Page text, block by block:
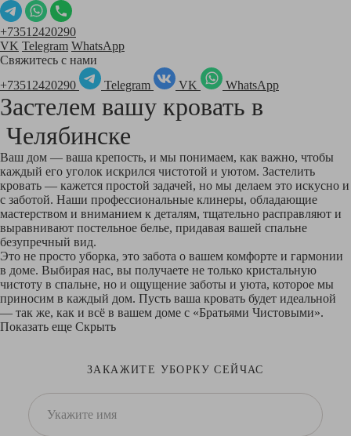
+73512420290
VK Telegram WhatsApp
Свяжитесь с нами
+73512420290
Telegram VK WhatsApp
Застелем вашу кровать в
Челябинске
Ваш дом — ваша крепость, и мы понимаем, как важно, чтобы
каждый его уголок искрился чистотой и уютом. Застелить
кровать — кажется простой задачей, но мы делаем это искусно и
с заботой. Наши профессиональные клинеры, обладающие
мастерством и вниманием к деталям, тщательно расправляют и
выравнивают постельное белье, придавая вашей спальне
безупречный вид.
Это не просто уборка, это забота о вашем комфорте и гармонии
в доме. Выбирая нас, вы получаете не только кристальную
чистоту в спальне, но и ощущение заботы и уюта, которое мы
приносим в каждый дом. Пусть ваша кровать будет идеальной
— так же, как и всё в вашем доме с «Братьями Чистовыми».
Показать еще Скрыть
ЗАКАЖИТЕ УБОРКУ СЕЙЧАС